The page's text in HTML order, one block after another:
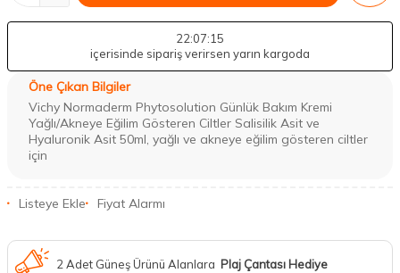
22:07:14
içerisinde sipariş verirsen yarın kargoda
Öne Çıkan Bilgiler
Vichy Normaderm Phytosolution Günlük Bakım Kremi
Yağlı/Akneye Eğilim Gösteren Ciltler Salisilik Asit ve
Hyaluronik Asit 50ml, yağlı ve akneye eğilim gösteren ciltler
için
Listeye Ekle Fiyat Alarmı
2 Adet Güneş Ürünü Alanlara Plaj Çantası Hediye